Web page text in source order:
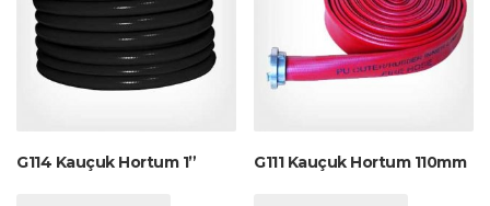
G114 Kauçuk Hortum 1” G111 Kauçuk Hortum 110mm